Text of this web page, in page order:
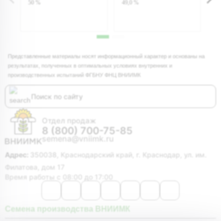
50 %
49,0 %
Представленные материалы носят информационный характер и основаны на
результатах, полученных в оптимальных условиях внутренних и
производственных испытаний ФГБНУ ФНЦ ВНИИМК
Отдел продаж
8 (800) 700-75-85
semena@vniimk.ru
Адрес:
350038, Краснодарский край, г. Краснодар, ул. им.
Филатова, дом 17
Время работы с 08:00 до 17:00
Семена производства ВНИИМК